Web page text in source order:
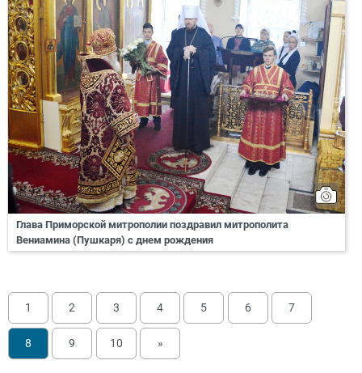
Глава Приморской митрополии поздравил митрополита
Вениамина (Пушкаря) с днем рождения
1 2 3 4 5 6 7
8 9 10 »